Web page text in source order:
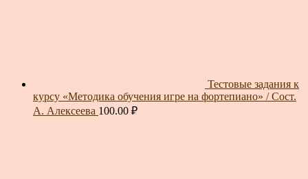
Тестовые задания к
курсу «Методика обучения игре на фортепиано» / Сост.
А. Алексеева 100.00 ₽